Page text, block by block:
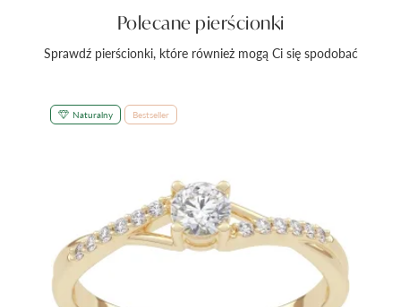
Polecane pierścionki
Sprawdź pierścionki, które również mogą Ci się spodobać
Naturalny Bestseller